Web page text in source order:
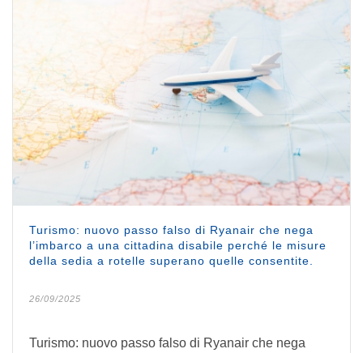
Turismo: nuovo passo falso di Ryanair che nega
l’imbarco a una cittadina disabile perché le misure
della sedia a rotelle superano quelle consentite.
26/09/2025
Turismo: nuovo passo falso di Ryanair che nega